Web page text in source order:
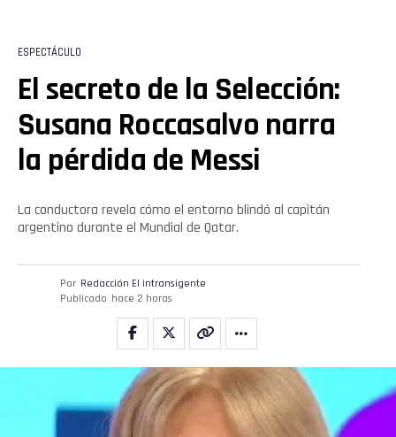
ESPECTÁCULO
El secreto de la Selección:
Susana Roccasalvo narra
la pérdida de Messi
La conductora revela cómo el entorno blindó al capitán
argentino durante el Mundial de Qatar.
Por Redacción El intransigente
Publicado hace 2 horas